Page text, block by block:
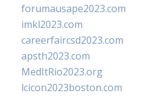
forumausape2023.com
imkl2023.com
careerfaircsd2023.com
apsth2023.com
MedItRio2023.org
lcicon2023boston.com